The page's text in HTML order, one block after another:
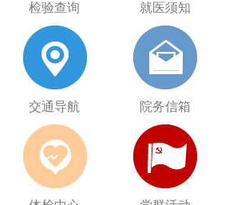
检验查询 就医须知
交通导航 院务信箱